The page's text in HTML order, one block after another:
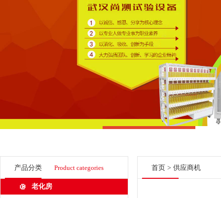
产品分类 Product categories
老化房
首页 > 供应商机